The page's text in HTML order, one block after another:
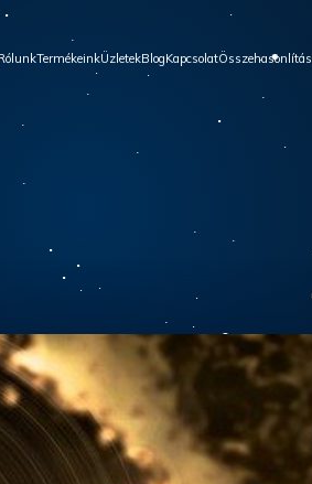
TermékeinkÜzletekBlogKapcsolatÖsszehasonlítás